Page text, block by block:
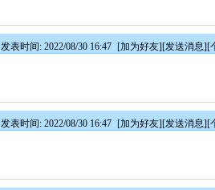
发表时间: 2022/08/30 16:47 [加为好友][发送消息][
发表时间: 2022/08/30 16:47 [加为好友][发送消息][